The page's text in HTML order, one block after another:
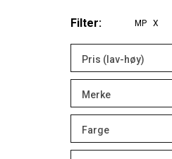
Filter: MP X
Pris (lav-høy)
Merke
Farge